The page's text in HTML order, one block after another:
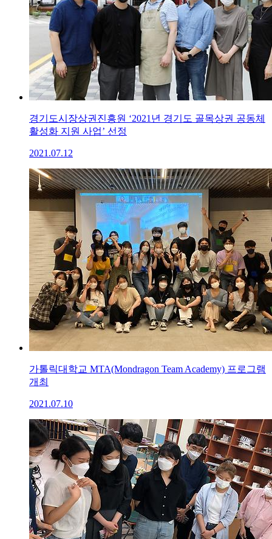
경기도시장상권진흥원 ‘2021년 경기도 골목상권 공동체
활성화 지원 사업’ 선정
2021.07.12
가톨릭대학교 MTA(Mondragon Team Academy) 프로그램
개최
2021.07.10